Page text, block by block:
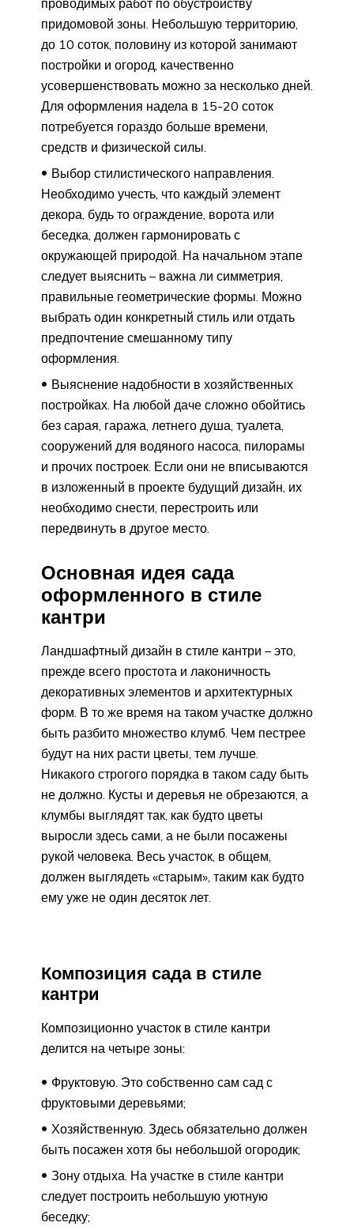
придомовой зоны. Небольшую территорию,
до 10 соток, половину из которой занимают
постройки и огород, качественно
усовершенствовать можно за несколько дней.
Для оформления надела в 15-20 соток
потребуется гораздо больше времени,
средств и физической силы.
Выбор стилистического направления.
Необходимо учесть, что каждый элемент
декора, будь то ограждение, ворота или
беседка, должен гармонировать с
окружающей природой. На начальном этапе
следует выяснить – важна ли симметрия,
правильные геометрические формы. Можно
выбрать один конкретный стиль или отдать
предпочтение смешанному типу
оформления.
Выяснение надобности в хозяйственных
постройках. На любой даче сложно обойтись
без сарая, гаража, летнего душа, туалета,
сооружений для водяного насоса, пилорамы
и прочих построек. Если они не вписываются
в изложенный в проекте будущий дизайн, их
необходимо снести, перестроить или
передвинуть в другое место.
Основная идея сада
оформленного в стиле
кантри
Ландшафтный дизайн в стиле кантри – это,
прежде всего простота и лаконичность
декоративных элементов и архитектурных
форм. В то же время на таком участке должно
быть разбито множество клумб. Чем пестрее
будут на них расти цветы, тем лучше.
Никакого строгого порядка в таком саду быть
не должно. Кусты и деревья не обрезаются, а
клумбы выглядят так, как будто цветы
выросли здесь сами, а не были посажены
рукой человека. Весь участок, в общем,
должен выглядеть «старым», таким как будто
ему уже не один десяток лет.
Композиция сада в стиле
кантри
Композиционно участок в стиле кантри
делится на четыре зоны:
Фруктовую. Это собственно сам сад с
фруктовыми деревьями;
Хозяйственную. Здесь обязательно должен
быть посажен хотя бы небольшой огородик;
Зону отдыха. На участке в стиле кантри
следует построить небольшую уютную
беседку;